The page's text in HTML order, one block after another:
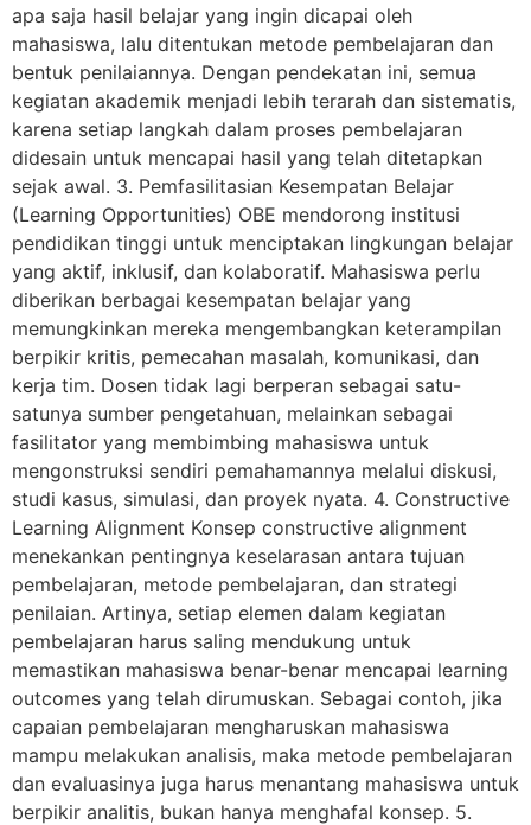
apa saja hasil belajar yang ingin dicapai oleh
mahasiswa, lalu ditentukan metode pembelajaran dan
bentuk penilaiannya. Dengan pendekatan ini, semua
kegiatan akademik menjadi lebih terarah dan sistematis,
karena setiap langkah dalam proses pembelajaran
didesain untuk mencapai hasil yang telah ditetapkan
sejak awal. 3. Pemfasilitasian Kesempatan Belajar
(Learning Opportunities) OBE mendorong institusi
pendidikan tinggi untuk menciptakan lingkungan belajar
yang aktif, inklusif, dan kolaboratif. Mahasiswa perlu
diberikan berbagai kesempatan belajar yang
memungkinkan mereka mengembangkan keterampilan
berpikir kritis, pemecahan masalah, komunikasi, dan
kerja tim. Dosen tidak lagi berperan sebagai satu-
satunya sumber pengetahuan, melainkan sebagai
fasilitator yang membimbing mahasiswa untuk
mengonstruksi sendiri pemahamannya melalui diskusi,
studi kasus, simulasi, dan proyek nyata. 4. Constructive
Learning Alignment Konsep constructive alignment
menekankan pentingnya keselarasan antara tujuan
pembelajaran, metode pembelajaran, dan strategi
penilaian. Artinya, setiap elemen dalam kegiatan
pembelajaran harus saling mendukung untuk
memastikan mahasiswa benar-benar mencapai learning
outcomes yang telah dirumuskan. Sebagai contoh, jika
capaian pembelajaran mengharuskan mahasiswa
mampu melakukan analisis, maka metode pembelajaran
dan evaluasinya juga harus menantang mahasiswa untuk
berpikir analitis, bukan hanya menghafal konsep. 5.